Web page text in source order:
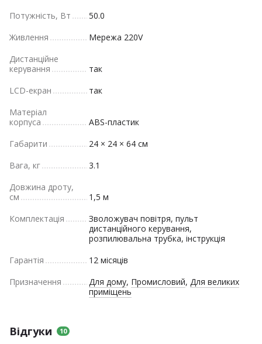
Потужність, Вт
50.0
Живлення
Мережа 220V
Дистанційне
керування
так
LCD-екран
так
Матеріал
корпуса
ABS-пластик
Габарити
24 × 24 × 64 см
Вага, кг
3.1
Довжина дроту,
см
1,5 м
Комплектація
Зволожувач повітря, пульт
дистанційного керування,
розпилювальна трубка, інструкція
Гарантія
12 місяців
Призначення
Для дому, Промисловий, Для великих
приміщень
Відгуки 10